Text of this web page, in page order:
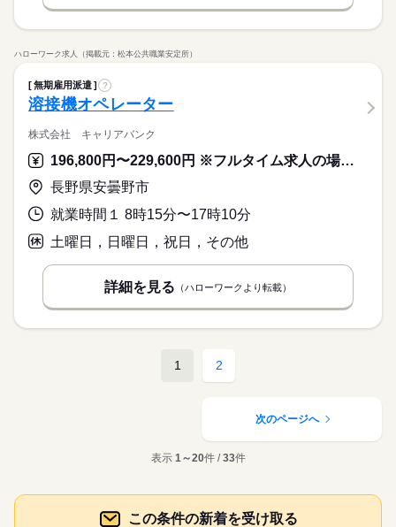
ハローワーク求人（掲載元：松本公共職業安定所）
無期雇用派遣 ?
溶接機オペレーター
株式会社 キャリアバンク
196,800円〜229,600円 ※フルタイム求人の場合は月額（換算額）、パート求人の場合は時間額を表示しています。
長野県安曇野市
就業時間１ 8時15分〜17時10分
土曜日，日曜日，祝日，その他
詳細を見る （ハローワークより転載）
1 2
次のページへ
表示 1～20件 /33件
この条件の新着を受け取る